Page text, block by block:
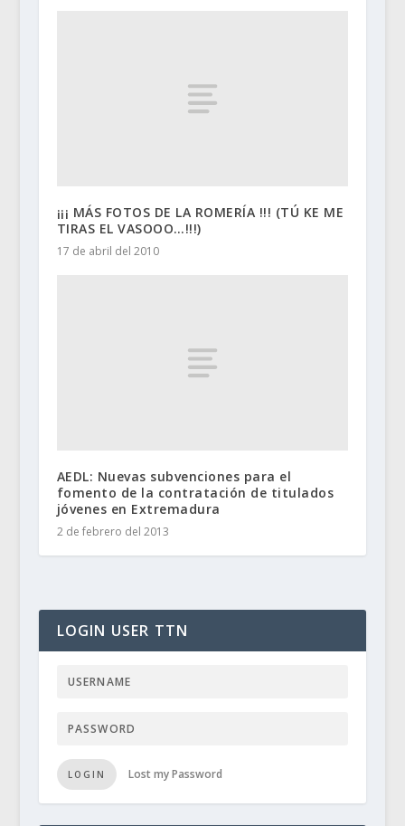
¡¡¡ MÁS FOTOS DE LA ROMERÍA !!! (TÚ KE ME
TIRAS EL VASOOO…!!!)
17 de abril del 2010
AEDL: Nuevas subvenciones para el
fomento de la contratación de titulados
jóvenes en Extremadura
2 de febrero del 2013
LOGIN USER TTN
LOGIN Lost my Password